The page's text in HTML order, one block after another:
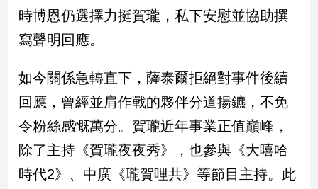
娛
娛
樂
聞
流
行/
時
時博恩仍選擇力挺賀瓏，私下安慰並協助撰
寫聲明回應。
如今關係急轉直下，薩泰爾拒絕對事件後續
回應，曾經並肩作戰的夥伴分道揚鑣，不免
令粉絲感慨萬分。賀瓏近年事業正值巔峰，
除了主持《賀瓏夜夜秀》，也參與《大嘻哈
時代2》、中廣《瓏賀哩共》等節目主持。此